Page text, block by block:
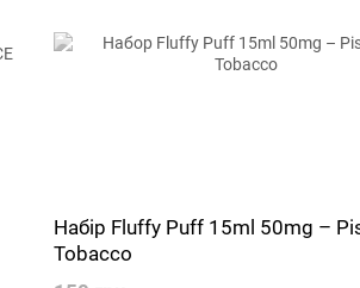
Набір Fluffy Puff 15ml 50mg –
Tobacco